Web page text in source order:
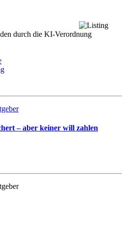
durch die KI-Verordnung
– aber keiner will zahlen